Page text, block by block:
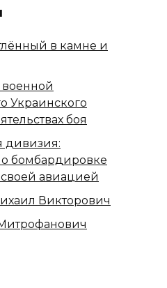
в камне и
Украинского
боя
дивизия:
бомбардировке
авиацией
Викторович